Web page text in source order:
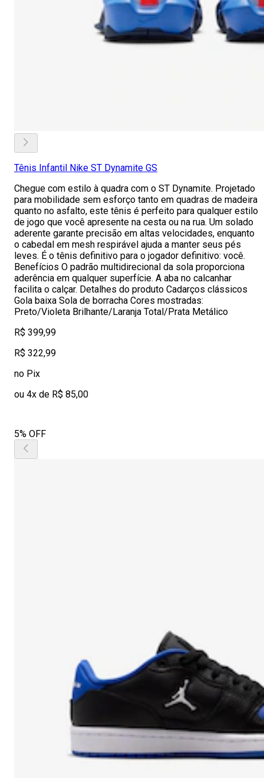
Tênis Infantil Nike ST Dynamite GS
Chegue com estilo à quadra com o ST Dynamite. Projetado
para mobilidade sem esforço tanto em quadras de madeira
quanto no asfalto, este tênis é perfeito para qualquer estilo
de jogo que você apresente na cesta ou na rua. Um solado
aderente garante precisão em altas velocidades, enquanto
o cabedal em mesh respirável ajuda a manter seus pés
leves. É o tênis definitivo para o jogador definitivo: você.
Benefícios O padrão multidirecional da sola proporciona
aderência em qualquer superfície. A aba no calcanhar
facilita o calçar. Detalhes do produto Cadarços clássicos
Gola baixa Sola de borracha Cores mostradas:
Preto/Violeta Brilhante/Laranja Total/Prata Metálico
R$ 399,99
R$ 322,99
no Pix
ou 4x de R$ 85,00
5% OFF